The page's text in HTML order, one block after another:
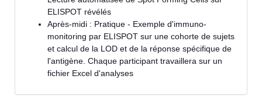
ELISPOT révélés
Après-midi : Pratique - Exemple d'immuno-
monitoring par ELISPOT sur une cohorte de sujets
et calcul de la LOD et de la réponse spécifique de
l'antigène. Chaque participant travaillera sur un
fichier Excel d'analyses